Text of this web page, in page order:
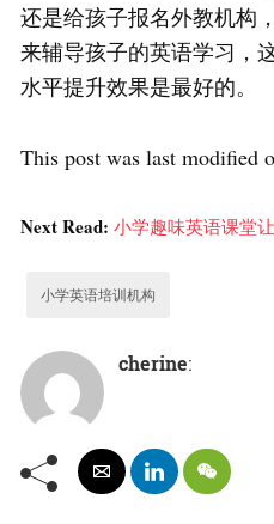
还是给孩子报名外教机构
来辅导孩子的英语学习，
水平提升效果是最好的。
This post was last modified
Next Read: 小学趣味英语课堂
小学英语培训机构
cherine: